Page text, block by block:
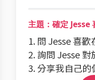
主題：確定 Jesse
1. 問 Jesse 喜
2. 詢問 Jesse
3. 分享我自己